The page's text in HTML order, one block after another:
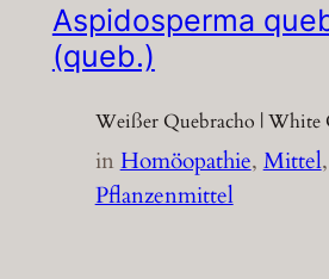
Aspidosperma
(queb.)
Weißer Quebracho | White
inHomöopathie, Mittel
Pflanzenmittel